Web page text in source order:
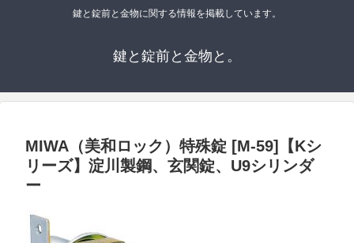
鍵と錠前と金物に関する情報を掲載しています。
鍵と錠前と金物と。
MIWA（美和ロック）特殊錠 [M-59]【Kシ
リーズ】淀川製鋼、玄関錠、U9シリンダ
ー